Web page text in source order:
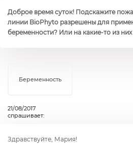
Доброе время суток! Подскажите
линии BioPhyto разрешены для
беременности? Или на какие-то из
Беременность
21/08/2017
спрашивает:
Здравствуйте, Мария!